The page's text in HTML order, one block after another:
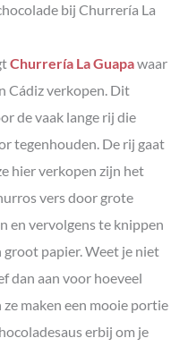
bij Churrería La
Churrería La Guapawaar
Cádiz verkopen. Dit
de vaak lange rij die
tegenhouden. De rij gaat
hier verkopen zijn het
vers door grote
en vervolgens te knippen
groot papier. Weet je niet
dan aan voor hoeveel
maken een mooie portie
erbij om je